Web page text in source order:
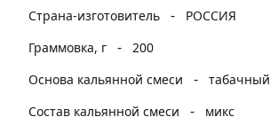
Страна-изготовитель
-
РОССИЯ
Граммовка, г
- 200
Основа кальянной смеси
-
Состав кальянной смеси
-
микс